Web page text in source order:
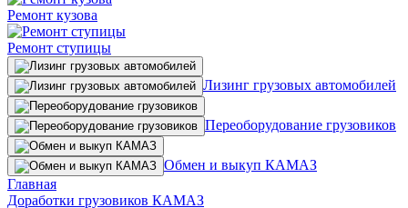
Ремонт кузова
Ремонт ступицы
Лизинг грузовых автомобилей
Переоборудование грузовиков
Обмен и выкуп КАМАЗ
Главная
Доработки грузовиков КАМАЗ